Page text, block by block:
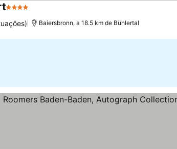
4 Estrelas
Baiersbronn, a 18.5 km de Bühlertal